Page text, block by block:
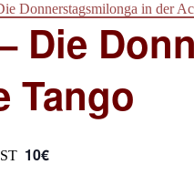
Donnerstagsmilonga in der
Die
Tango
10€